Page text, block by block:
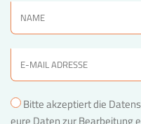
Bitte akzeptiert die
eure Daten zur Bearbeitung